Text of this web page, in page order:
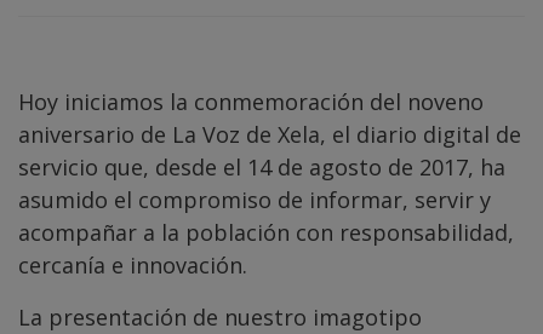
Hoy iniciamos la conmemoración del noveno
aniversario de La Voz de Xela, el diario digital de
servicio que, desde el 14 de agosto de 2017, ha
asumido el compromiso de informar, servir y
acompañar a la población con responsabilidad,
cercanía e innovación.
La presentación de nuestro imagotipo